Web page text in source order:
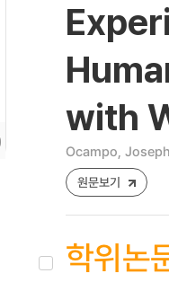
with
Ocampo,
원문보기
학위논